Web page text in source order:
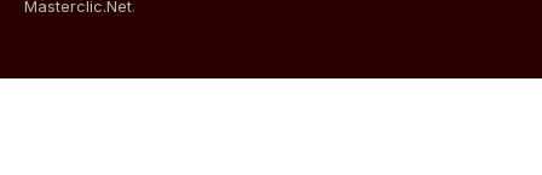
Masterclic.Net.